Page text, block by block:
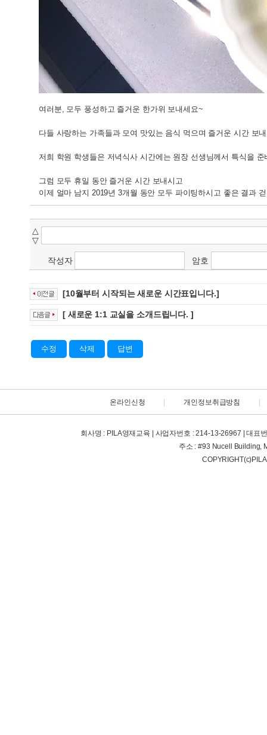
여러분, 모두 풍성하고 즐거운 한가위 보내세요~
다들 사랑하는 가족들과 모여 맛있는 음식 먹으며 즐거운 시간 보
저희 학원 학생들은 저녁식사 시간에는 원장 선생님께서 특식을
그럼 모두 휴일 동안 즐거운 시간 보내시고
이제 얼마 남지 2019년 3개월 동안 모두 파이팅하시고 좋은 결과
△
▽
작성자 암호
[10월부터 시작되는 새로운 시간표입니다.]
[ 새로운 1:1 교실을 소개드립니다. ]
수정 삭제 답변
온라인신청 개인정보취급방침
회사명 : PILA영재교육 | 사업자번호 : 214-13-26967 | 대
주소 : #93 Nucell Building,